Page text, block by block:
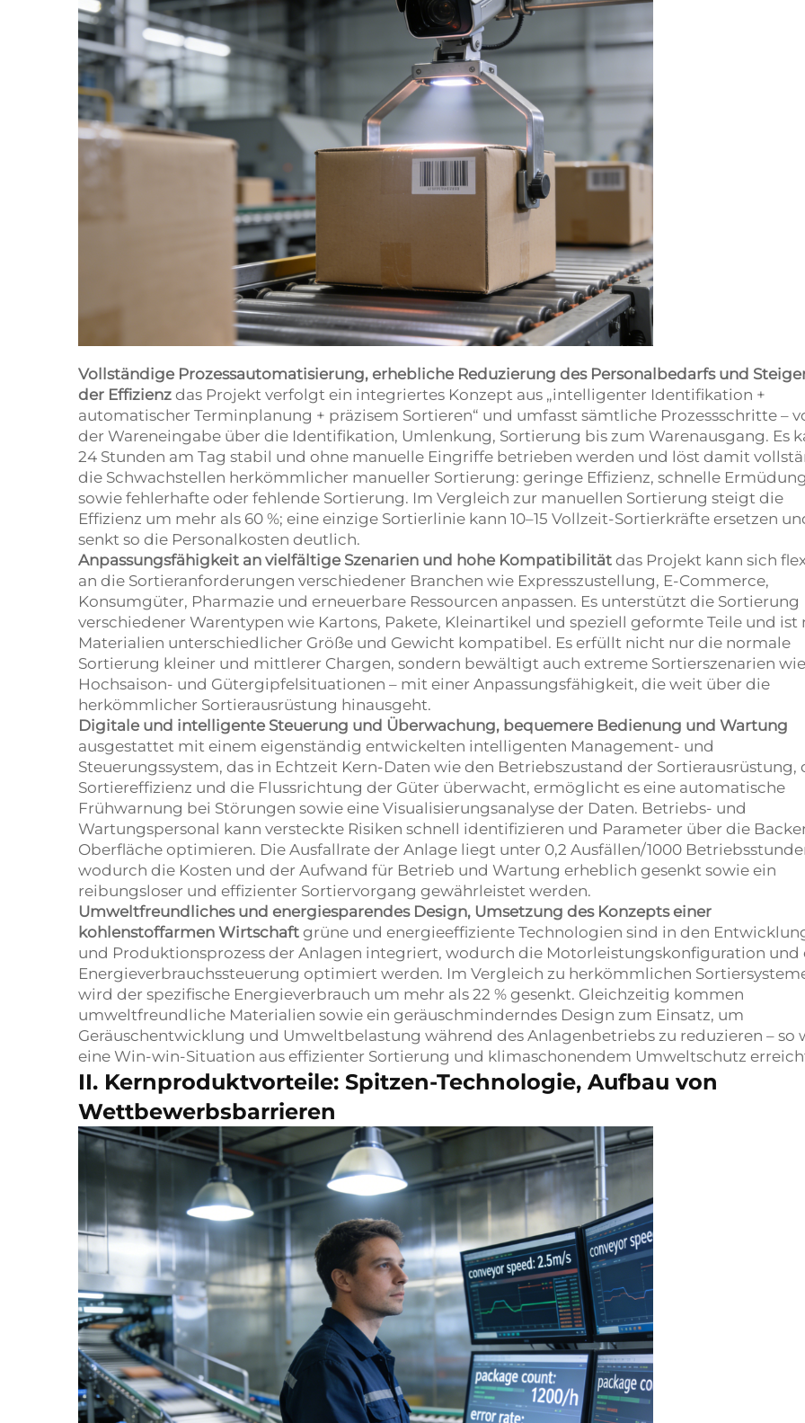
Vollständige Prozessautomatisierung, erhebliche Reduzierung des Personalbedarfs und
der Effizienz das Projekt verfolgt ein integriertes Konzept aus „intelligenter Identifikation +
automatischer Terminplanung + präzisem Sortieren“ und umfasst sämtliche Prozessschritte –
der Wareneingabe über die Identifikation, Umlenkung, Sortierung bis zum Warenausgang. Es
24 Stunden am Tag stabil und ohne manuelle Eingriffe betrieben werden und löst damit
die Schwachstellen herkömmlicher manueller Sortierung: geringe Effizienz, schnelle
sowie fehlerhafte oder fehlende Sortierung. Im Vergleich zur manuellen Sortierung steigt die
Effizienz um mehr als 60 %; eine einzige Sortierlinie kann 10–15 Vollzeit-Sortierkräfte ersetzen
senkt so die Personalkosten deutlich.
Anpassungsfähigkeit an vielfältige Szenarien und hohe Kompatibilität das Projekt kann sich
an die Sortieranforderungen verschiedener Branchen wie Expresszustellung, E-Commerce,
Konsumgüter, Pharmazie und erneuerbare Ressourcen anpassen. Es unterstützt die Sortierung
verschiedener Warentypen wie Kartons, Pakete, Kleinartikel und speziell geformte Teile und ist
Materialien unterschiedlicher Größe und Gewicht kompatibel. Es erfüllt nicht nur die normale
Sortierung kleiner und mittlerer Chargen, sondern bewältigt auch extreme Sortierszenarien wie
Hochsaison- und Gütergipfelsituationen – mit einer Anpassungsfähigkeit, die weit über die
herkömmlicher Sortierausrüstung hinausgeht.
Digitale und intelligente Steuerung und Überwachung, bequemere Bedienung und Wartung
ausgestattet mit einem eigenständig entwickelten intelligenten Management- und
Steuerungssystem, das in Echtzeit Kern-Daten wie den Betriebszustand der Sortierausrüstung,
Sortiereffizienz und die Flussrichtung der Güter überwacht, ermöglicht es eine automatische
Frühwarnung bei Störungen sowie eine Visualisierungsanalyse der Daten. Betriebs- und
Wartungspersonal kann versteckte Risiken schnell identifizieren und Parameter über die
Oberfläche optimieren. Die Ausfallrate der Anlage liegt unter 0,2 Ausfällen/1000
wodurch die Kosten und der Aufwand für Betrieb und Wartung erheblich gesenkt sowie ein
reibungsloser und effizienter Sortiervorgang gewährleistet werden.
Umweltfreundliches und energiesparendes Design, Umsetzung des Konzepts einer
kohlenstoffarmen Wirtschaft grüne und energieeffiziente Technologien sind in den
und Produktionsprozess der Anlagen integriert, wodurch die Motorleistungskonfiguration und
Energieverbrauchssteuerung optimiert werden. Im Vergleich zu herkömmlichen
wird der spezifische Energieverbrauch um mehr als 22 % gesenkt. Gleichzeitig kommen
umweltfreundliche Materialien sowie ein geräuschminderndes Design zum Einsatz, um
Geräuschentwicklung und Umweltbelastung während des Anlagenbetriebs zu reduzieren – so
eine Win-win-Situation aus effizienter Sortierung und klimaschonendem Umweltschutz
II. Kernproduktvorteile: Spitzen-Technologie, Aufbau von
Wettbewerbsbarrieren